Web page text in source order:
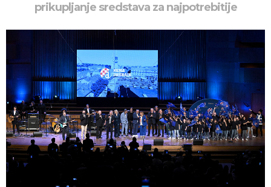
prikupljanje sredstava za najpotrebitije